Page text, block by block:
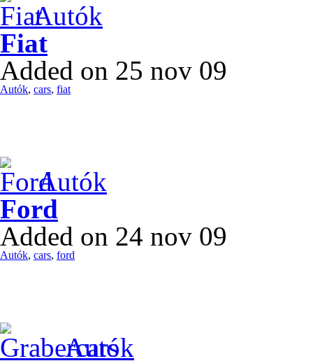
Autók
Fiat
Added on 25 nov 09
Autók, cars, fiat
Autók
Ford
Added on 24 nov 09
Autók, cars, ford
Autók